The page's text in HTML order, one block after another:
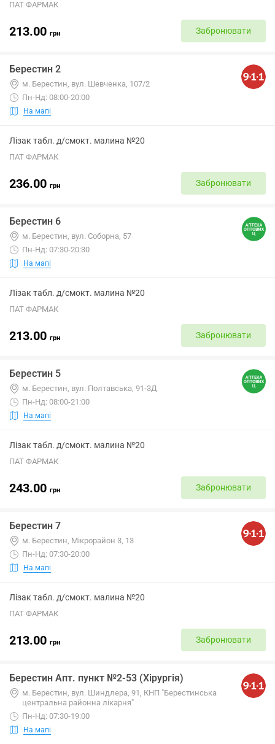
ПАТ ФАРМАК
213.00 грн Забронювати
Берестин 2
м. Берестин, вул. Шевченка, 107/2
Пн-Нд: 08:00-20:00
На мапі
Лізак табл. д/смокт. малина №20
ПАТ ФАРМАК
236.00 грн Забронювати
Берестин 6
м. Берестин, вул. Соборна, 57
Пн-Нд: 07:30-20:30
На мапі
Лізак табл. д/смокт. малина №20
ПАТ ФАРМАК
213.00 грн Забронювати
Берестин 5
м. Берестин, вул. Полтавська, 91-3Д
Пн-Нд: 08:00-21:00
На мапі
Лізак табл. д/смокт. малина №20
ПАТ ФАРМАК
243.00 грн Забронювати
Берестин 7
м. Берестин, Мікрорайон 3, 13
Пн-Нд: 07:30-20:00
На мапі
Лізак табл. д/смокт. малина №20
ПАТ ФАРМАК
213.00 грн Забронювати
Берестин Апт. пункт №2-53 (Хірургія)
м. Берестин, вул. Шиндлера, 91, КНП "Берестинська
центральна районна лікарня"
Пн-Нд: 07:30-19:00
На мапі